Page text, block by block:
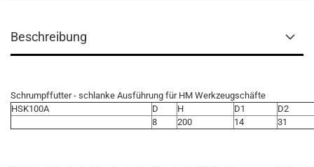
Beschreibung
Schrumpffutter - schlanke Ausführung für HM Werkzeugschäfte
HSK100A
D H D1
D2
8
200 14 31